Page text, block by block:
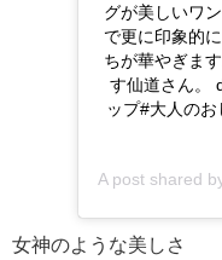
グが美しいワ
で更に印象的
ちが華やぎま
す仙道さん。
ップ#大人の
A post shared
女神のような美しさ